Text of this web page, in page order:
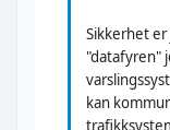
Sikkerhet
"datafyren"
kan